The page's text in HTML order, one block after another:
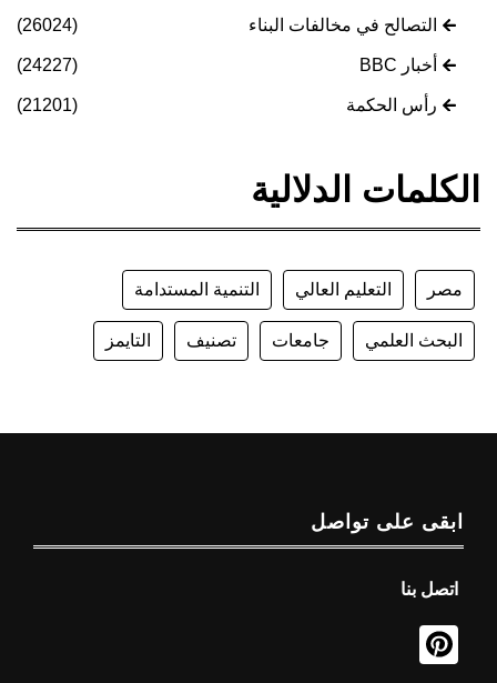
التصالح في مخالفات البناء (26024)
أخبار BBC (24227)
رأس الحكمة (21201)
الكلمات الدلالية
مصر التعليم العالي التنمية المستدامة
البحث العلمي جامعات تصنيف التايمز
ابقى على تواصل
اتصل بنا